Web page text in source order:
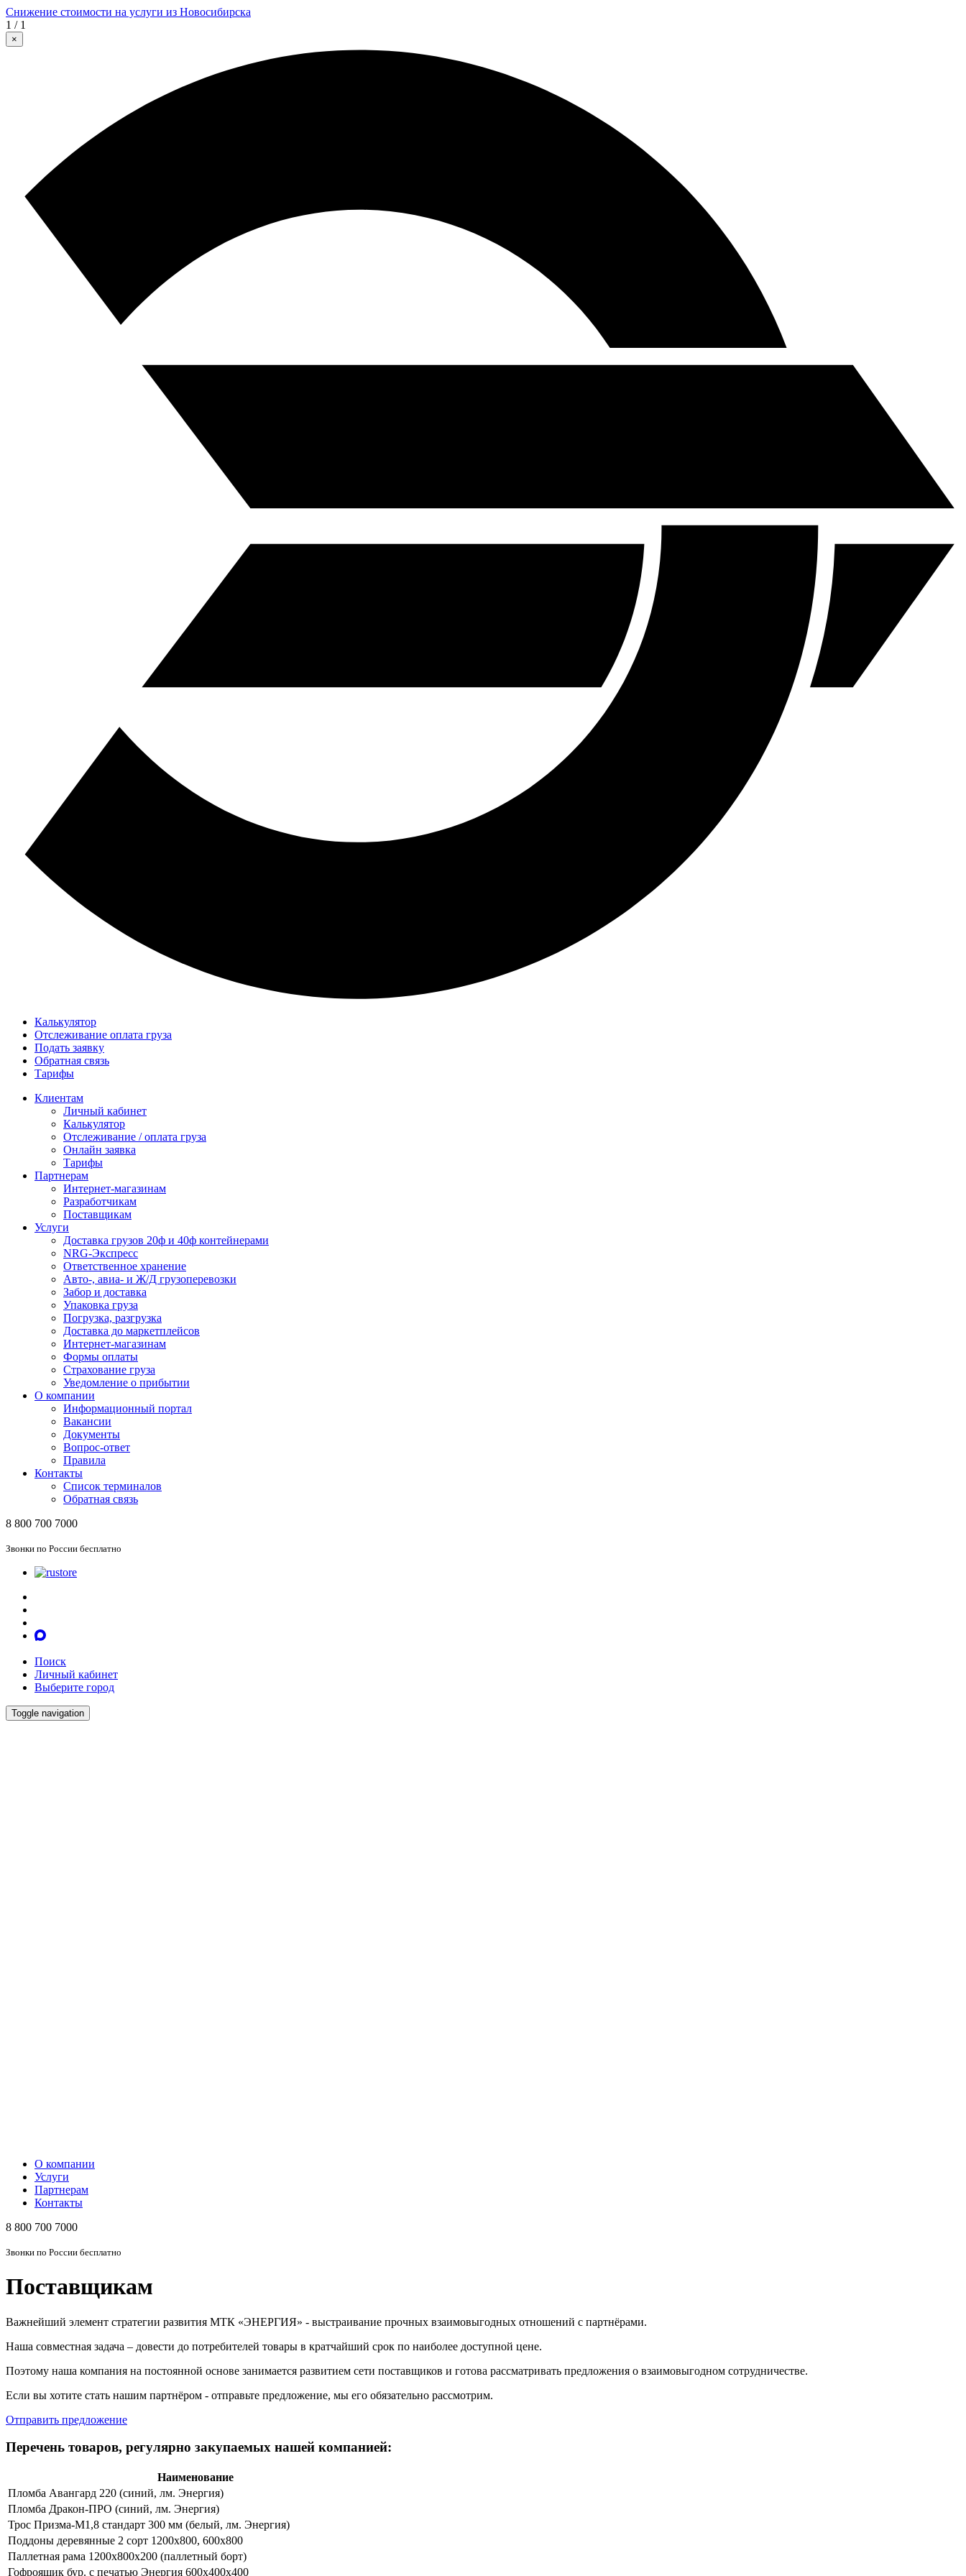
Снижение стоимости на услуги из Новосибирска
1 / 1
×
Калькулятор
Отслеживание оплата груза
Подать заявку
Обратная связь
Тарифы
Клиентам
Личный кабинет
Калькулятор
Отслеживание / оплата груза
Онлайн заявка
Тарифы
Партнерам
Интернет-магазинам
Разработчикам
Поставщикам
Услуги
Доставка грузов 20ф и 40ф контейнерами
NRG-Экспресс
Ответственное хранение
Авто-, авиа- и Ж/Д грузоперевозки
Забор и доставка
Упаковка груза
Погрузка, разгрузка
Доставка до маркетплейсов
Интернет-магазинам
Формы оплаты
Страхование груза
Уведомление о прибытии
О компании
Информационный портал
Вакансии
Документы
Вопрос-ответ
Правила
Контакты
Список терминалов
Обратная связь
8 800 700 7000
Звонки по России бесплатно
Поиск
Личный кабинет
Выберите город
Toggle navigation
О компании
Услуги
Партнерам
Контакты
8 800 700 7000
Звонки по России бесплатно
Поставщикам
Важнейший элемент стратегии развития МТК «ЭНЕРГИЯ» - выстраивание прочных взаимовыгодных отношений с партнёрами.
Наша совместная задача – довести до потребителей товары в кратчайший срок по наиболее доступной цене.
Поэтому наша компания на постоянной основе занимается развитием сети поставщиков и готова рассматривать предложения о взаимовыгодном сотрудничестве.
Если вы хотите стать нашим партнёром - отправьте предложение, мы его обязательно рассмотрим.
Отправить предложение
Перечень товаров, регулярно закупаемых нашей компанией:
Наименование
Пломба Авангард 220 (синий, лм. Энергия)
Пломба Дракон-ПРО (синий, лм. Энергия)
Трос Призма-М1,8 стандарт 300 мм (белый, лм. Энергия)
Поддоны деревянные 2 сорт 1200х800, 600х800
Паллетная рама 1200х800х200 (паллетный борт)
Гофроящик бур. с печатью Энергия 600х400х400